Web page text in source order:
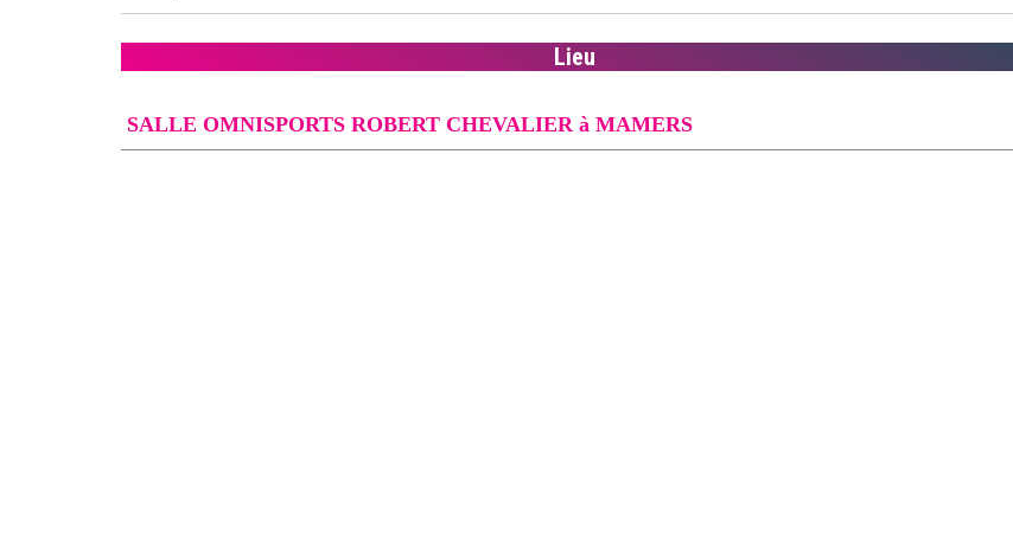
Lieu
SALLE OMNISPORTS ROBERT CHEVALIER à MAMERS